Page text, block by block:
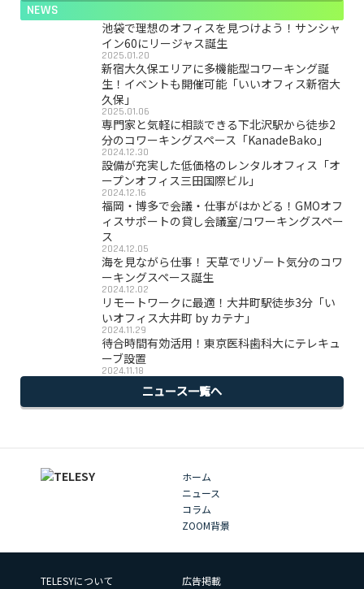
NEWS
池袋で理想のオフィスを見つけよう！サンシャ
イン60にリージャス誕生
2025.01.20
新宿大久保エリアに多機能型コワーキング誕
生！イベントも開催可能「いいオフィス新宿大
久保」
2025.01.06
専門家と気軽に相談できる下北沢駅から徒歩2
分のコワーキングスペース「KanadeBako」
2024.12.30
設備が充実した低価格のレンタルオフィス「オ
ープンオフィス三田国際ビル」
2024.12.16
福岡・博多で会議・仕事がはかどる！GMOオフ
ィスサポートの貸し会議室/コワーキングスペー
ス
2024.12.05
海を見ながら仕事！ 天草でリゾート気分のコワ
ーキングスペース誕生
2024.12.02
リモートワークに最適！大井町駅徒歩3分「い
いオフィス大井町 by カテナ」
2024.11.29
待合時間有効活用！東京医科歯科大にテレキュ
ーブ設置
2024.11.18
ニュース一覧へ
ホーム
ニュース
コラム
ZOOM背景
TELESYについて
広告掲載